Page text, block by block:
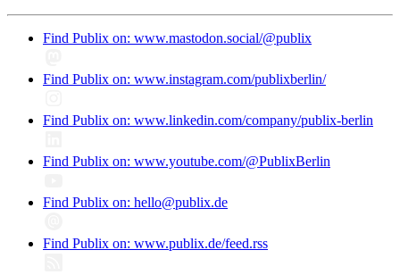
Find Publix on: www.mastodon.social/@publix
Find Publix on: www.instagram.com/publixberlin/
Find Publix on: www.linkedin.com/company/publix-berlin
Find Publix on: www.youtube.com/@PublixBerlin
Find Publix on: hello@publix.de
Find Publix on: www.publix.de/feed.rss